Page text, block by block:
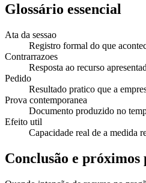
Glossário essencial
Ata da sessao
Registro formal do que
Contrarrazoes
Resposta ao recurso
Pedido
Resultado pratico que a
Prova contemporanea
Documento produzido no
Efeito util
Capacidade real de a medida
Conclusão e próximos